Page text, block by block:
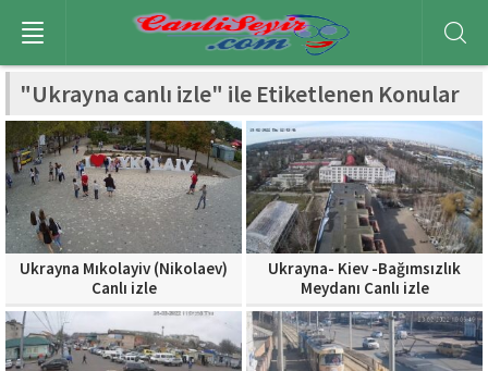
"Ukrayna canlı izle" ile Etiketlenen Konular
Ukrayna Mıkolayiv (Nikolaev)
Canlı izle
Ukrayna- Kiev -Bağımsızlık
Meydanı Canlı izle